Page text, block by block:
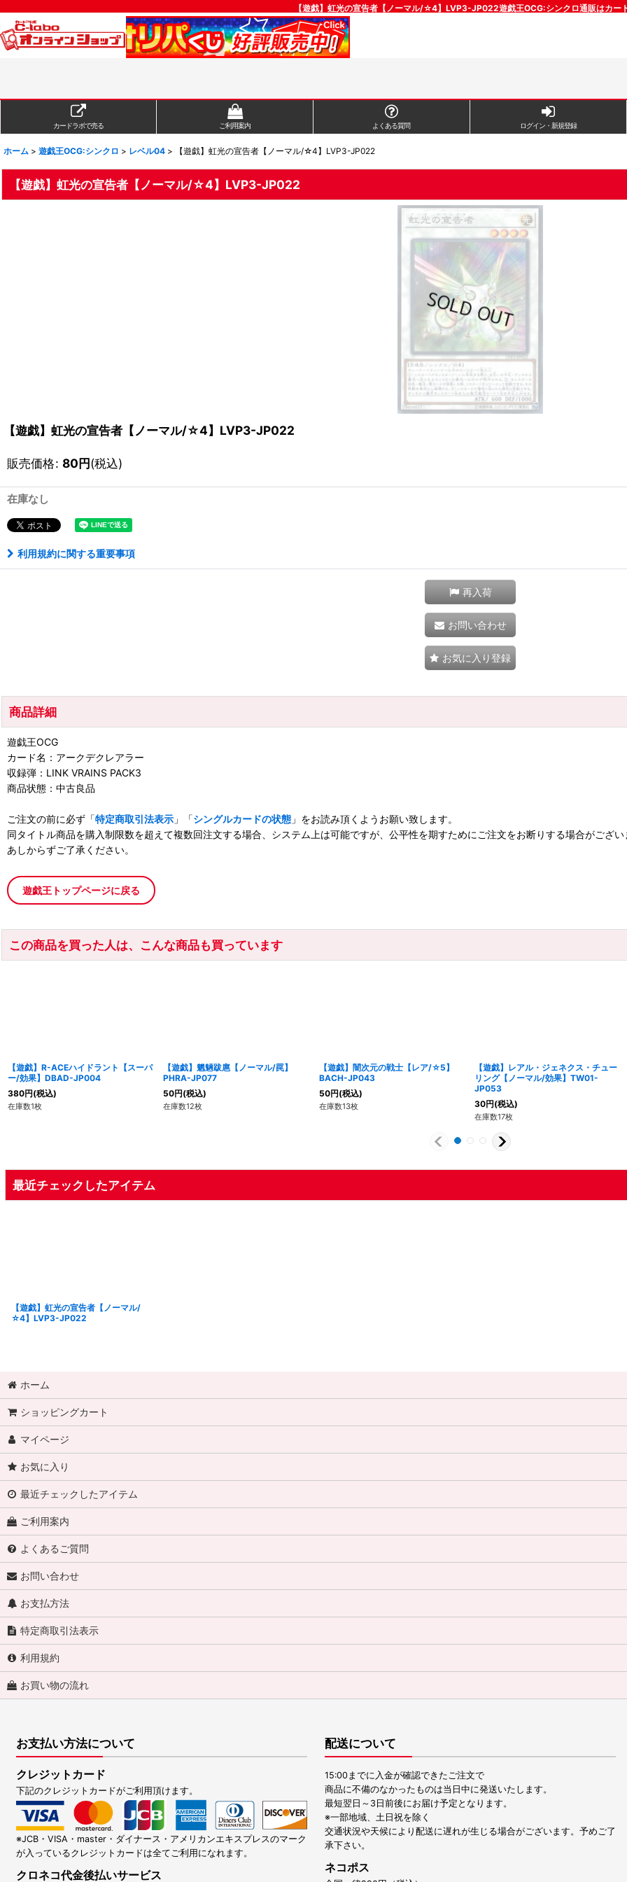
【遊戯】虹光の宣告者【ノーマル/☆4】LVP3-JP022遊戯王OCG:シンクロ通販はカー
カードラボで売る ご利用案内 よくある質問 ログイン・新規登録
ホーム > 遊戯王OCG:シンクロ > レベル04 > 【遊戯】虹光の宣告者【ノーマル/☆4】LVP3-JP022
【遊戯】虹光の宣告者【ノーマル/☆4】LVP3-JP022
【遊戯】虹光の宣告者【ノーマル/☆4】LVP3-JP022
販売価格: 80円(税込)
在庫なし
利用規約に関する重要事項
再入荷
お問い合わせ
お気に入り登録
商品詳細
遊戯王OCG
カード名：アークデクレアラー
収録弾：LINK VRAINS PACK3
商品状態：中古良品
ご注文の前に必ず「特定商取引法表示 」「シングルカードの状態 」をお読み頂くようお願い致します。
同タイトル商品を購入制限数を超えて複数回注文する場合、システム上は可能ですが、公平性を期すためにご注文をお断りする場合がござい
あしからずご了承ください。
遊戯王トップページに戻る
この商品を買った人は、こんな商品も買っています
【遊戯】R-ACEハイドラント【スーパ
ー/効果】DBAD-JP004
380円(税込)
在庫数1枚
【遊戯】魍魎跋扈【ノーマル/罠】
PHRA-JP077
50円(税込)
在庫数12枚
【遊戯】闇次元の戦士【レア/☆5】
BACH-JP043
50円(税込)
在庫数13枚
【遊戯】レアル・ジェネクス・チュー
リング【ノーマル/効果】TW01-
JP053
30円(税込)
在庫数17枚
最近チェックしたアイテム
【遊戯】虹光の宣告者【ノーマル/
☆4】LVP3-JP022
ホーム
ショッピングカート
マイページ
お気に入り
最近チェックしたアイテム
ご利用案内
よくあるご質問
お問い合わせ
お支払方法
特定商取引法表示
利用規約
お買い物の流れ
お支払い方法について
クレジットカード
下記のクレジットカードがご利用頂けます。
※JCB・VISA・master・ダイナース・アメリカンエキスプレスのマーク
が入っているクレジットカードは全てご利用になれます。
クロネコ代金後払いサービス
配送について
15:00までに入金が確認できたご注文で
商品に不備のなかったものは当日中に発送いたします。
最短翌日～3日前後にお届け予定となります。
※一部地域、土日祝を除く
交通状況や天候により配送に遅れが生じる場合がございます。予めご了
承下さい。
ネコポス